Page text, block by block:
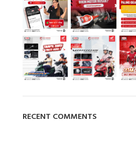
RECENT COMMENTS